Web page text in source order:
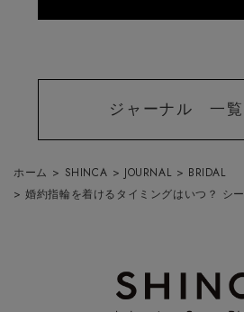
ジャーナル 一覧
ホーム > SHINCA > JOURNAL > BRIDAL
>婚約指輪を着けるタイミングはいつ？ シ